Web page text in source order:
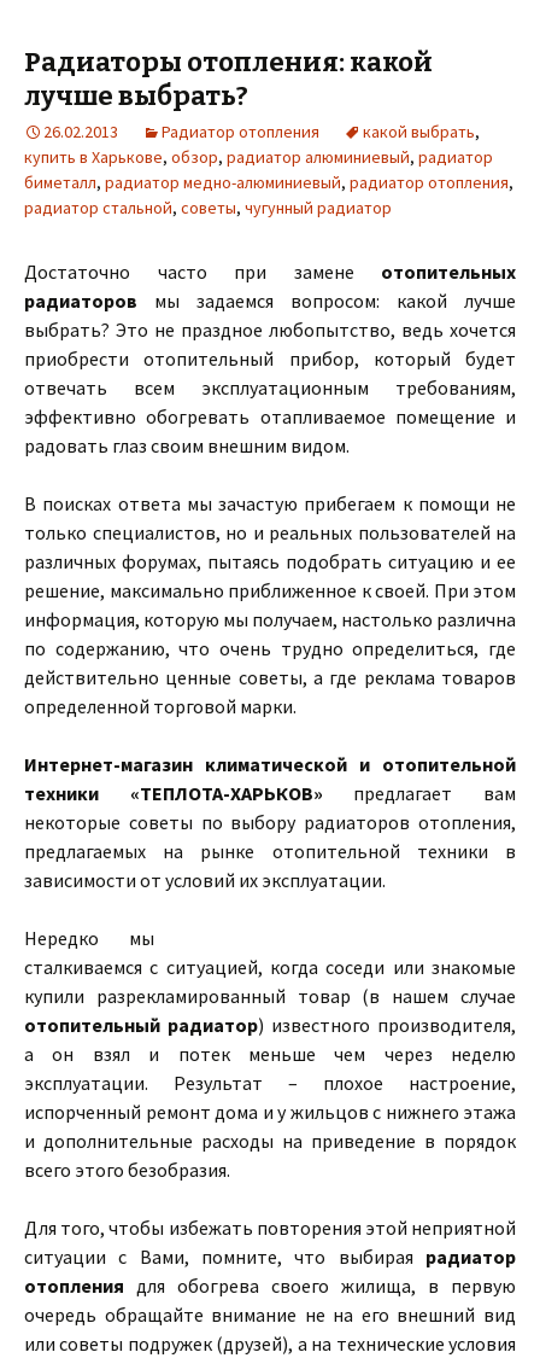
Радиаторы отопления: какой
лучше выбрать?
26.02.2013 Радиатор отопления какой выбрать,
купить в Харькове, обзор, радиатор алюминиевый, радиатор
биметалл, радиатор медно-алюминиевый, радиатор отопления,
радиатор стальной, советы, чугунный радиатор
Достаточно часто при замене отопительных
радиаторов мы задаемся вопросом: какой лучше
выбрать? Это не праздное любопытство, ведь хочется
приобрести отопительный прибор, который будет
отвечать всем эксплуатационным требованиям,
эффективно обогревать отапливаемое помещение и
радовать глаз своим внешним видом.
В поисках ответа мы зачастую прибегаем к помощи не
только специалистов, но и реальных пользователей на
различных форумах, пытаясь подобрать ситуацию и ее
решение, максимально приближенное к своей. При этом
информация, которую мы получаем, настолько различна
по содержанию, что очень трудно определиться, где
действительно ценные советы, а где реклама товаров
определенной торговой марки.
Интернет-магазин климатической и отопительной
техники «ТЕПЛОТА-ХАРЬКОВ» предлагает вам
некоторые советы по выбору радиаторов отопления,
предлагаемых на рынке отопительной техники в
зависимости от условий их эксплуатации.
Нередко мы
сталкиваемся с ситуацией, когда соседи или знакомые
купили разрекламированный товар (в нашем случае
отопительный радиатор) известного производителя,
а он взял и потек меньше чем через неделю
эксплуатации. Результат – плохое настроение,
испорченный ремонт дома и у жильцов с нижнего этажа
и дополнительные расходы на приведение в порядок
всего этого безобразия.
Для того, чтобы избежать повторения этой неприятной
ситуации с Вами, помните, что выбирая радиатор
отопления для обогрева своего жилища, в первую
очередь обращайте внимание не на его внешний вид
или советы подружек (друзей), а на технические условия